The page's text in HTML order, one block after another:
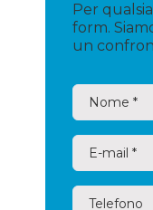
Per
form.
un